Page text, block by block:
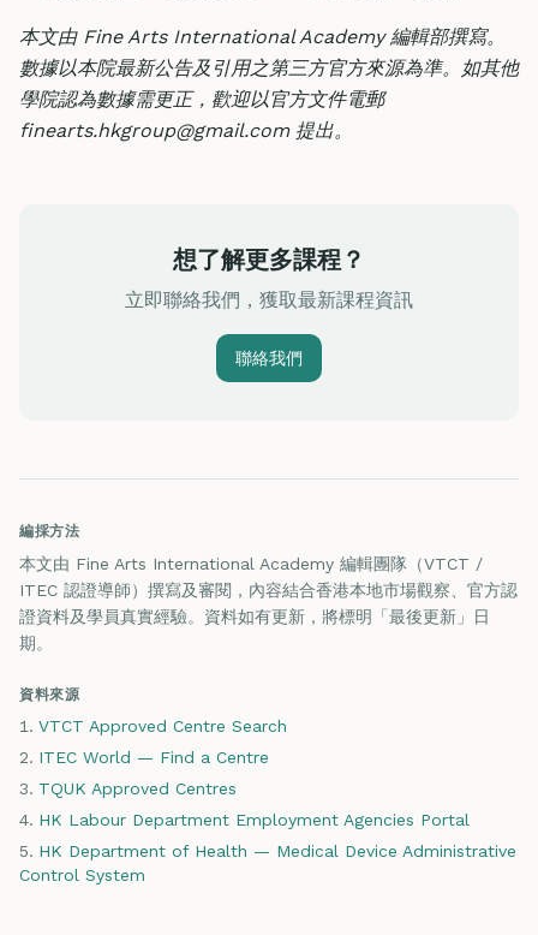
本文由 Fine Arts International Academy 編輯部撰寫。
數據以本院最新公告及引用之第三方官方來源為準。如其他
學院認為數據需更正，歡迎以官方文件電郵
finearts.hkgroup@gmail.com 提出。
想了解更多課程？
立即聯絡我們，獲取最新課程資訊
聯絡我們
編採方法
本文由 Fine Arts International Academy 編輯團隊（VTCT /
ITEC 認證導師）撰寫及審閱，內容結合香港本地市場觀察、官方認
證資料及學員真實經驗。資料如有更新，將標明「最後更新」日
期。
資料來源
VTCT Approved Centre Search
ITEC World — Find a Centre
TQUK Approved Centres
HK Labour Department Employment Agencies Portal
HK Department of Health — Medical Device Administrative
Control System